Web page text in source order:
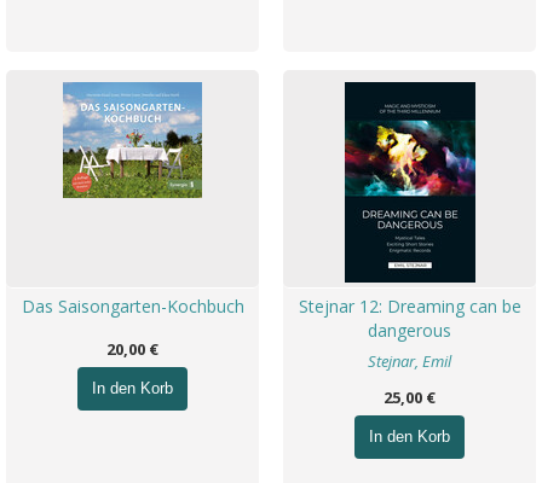
Das Saisongarten-Kochbuch
20,00 €
In den Korb
Stejnar 12: Dreaming can be
dangerous
Stejnar, Emil
25,00 €
In den Korb